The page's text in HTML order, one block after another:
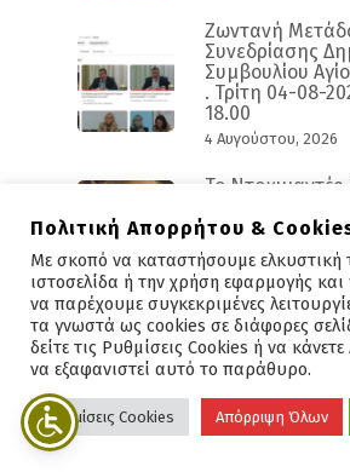
Ζωντανή
Συνεδρίασης
Συμβουλίου
. Τρίτη 04-08-
18.00
4 Αυγούστου, 2026
Το Ντοκιμαντέρ
στο
«Χριστίνα»
4 Αυγούστου, 2026
Άμεση Επικοινωνία
Πληροφορίες:
2841340100
Πολιτική Απορρήτου &
Με σκοπό να καταστήσουμε ελκυστική
ιστοσελίδα ή την χρήση εφαρμογής
να παρέχουμε συγκεκριμένες
τα γνωστά ως cookies σε διάφορες
δείτε τις Ρυθμίσεις Cookies ή να
να εξαφανιστεί αυτό το παράθυρο.
Ρυθμίσεις Cookies Απόρριψη Όλων